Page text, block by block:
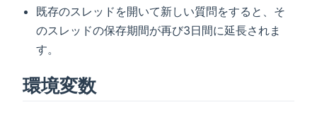
既存のスレッドを開いて新しい質問をすると、そ
のスレッドの保存期間が再び3日間に延長されま
す。
環境変数